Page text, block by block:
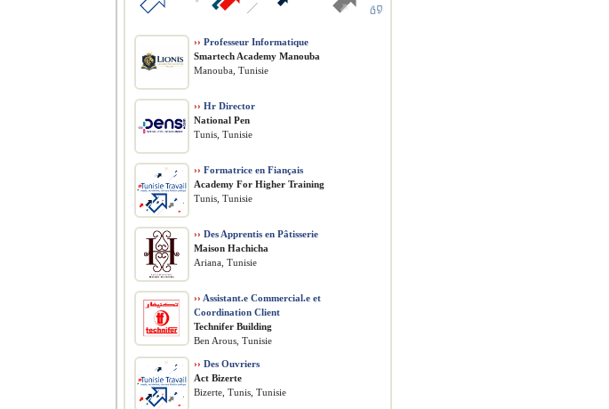
›› Professeur Informatique
Smartech Academy Manouba
Manouba, Tunisie
›› Hr Director
National Pen
Tunis, Tunisie
›› Formatrice en Fiançais
Academy For Higher Training
Tunis, Tunisie
›› Des Apprentis en Pâtisserie
Maison Hachicha
Ariana, Tunisie
›› Assistant.e Commercial.e et
Coordination Client
Technifer Building
Ben Arous, Tunisie
›› Des Ouvriers
Act Bizerte
Bizerte, Tunis, Tunisie